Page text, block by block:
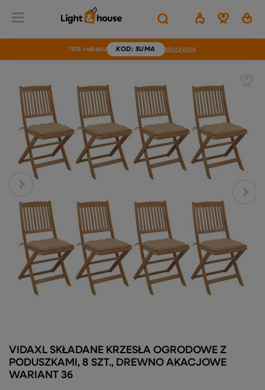
10% rabatu KOD: SUMA skorzystaj
VIDAXL SKŁADANE KRZESŁA OGRODOWE Z
PODUSZKAMI, 8 SZT., DREWNO AKACJOWE
WARIANT 36